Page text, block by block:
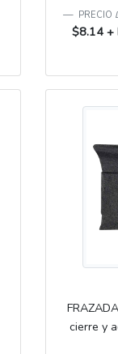
PRECIO
$8.14 +
cierre y